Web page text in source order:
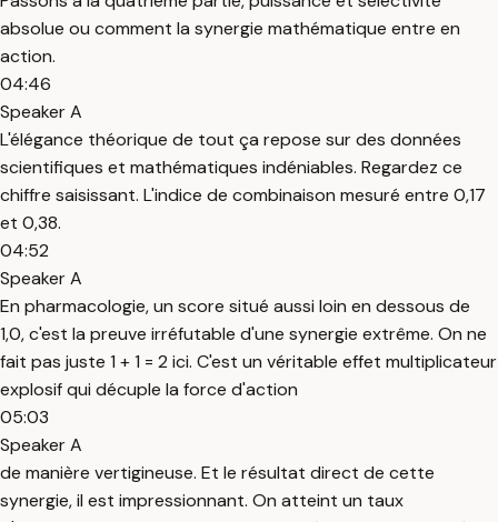
absolue ou comment la synergie mathématique entre en
action.
04:46
Speaker A
L'élégance théorique de tout ça repose sur des données
scientifiques et mathématiques indéniables. Regardez ce
chiffre saisissant. L'indice de combinaison mesuré entre 0,17
et 0,38.
04:52
Speaker A
En pharmacologie, un score situé aussi loin en dessous de
1,0, c'est la preuve irréfutable d'une synergie extrême. On ne
fait pas juste 1 + 1 = 2 ici. C'est un véritable effet multiplicateur
explosif qui décuple la force d'action
05:03
Speaker A
de manière vertigineuse. Et le résultat direct de cette
synergie, il est impressionnant. On atteint un taux